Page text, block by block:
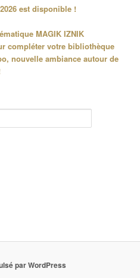
est disponible !
MAGIK IZNIK
compléter votre bibliothèque
nouvelle ambiance autour de
par WordPress